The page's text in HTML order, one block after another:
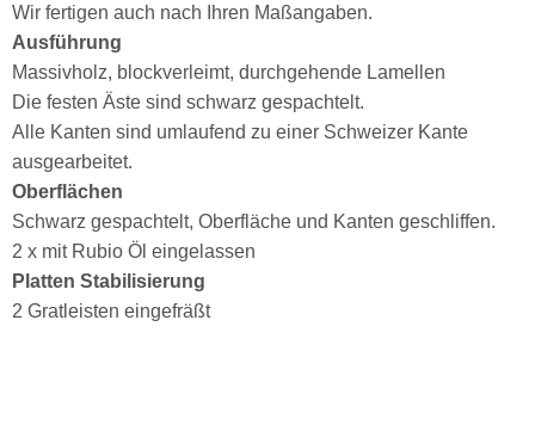
Wir fertigen auch nach Ihren Maßangaben.
Ausführung
Massivholz, blockverleimt, durchgehende Lamellen
Die festen Äste sind schwarz gespachtelt.
Alle Kanten sind umlaufend zu einer Schweizer Kante
ausgearbeitet.
Oberflächen
Schwarz gespachtelt, Oberfläche und Kanten geschliffen.
2 x mit Rubio Öl eingelassen
Platten Stabilisierung
2 Gratleisten eingefräßt